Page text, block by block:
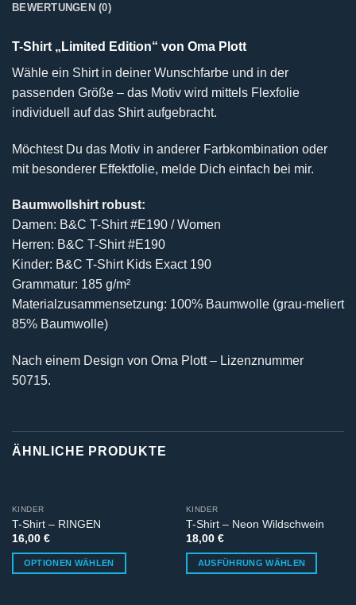
BEWERTUNGEN (0)
T-Shirt „Limited Edition“ von Oma Plott
Wähle ein Shirt in deiner Wunschfarbe und in der
passenden Größe – das Motiv wird mittels Flexfolie
individuell auf das Shirt aufgebracht.
Möchtest Du das Motiv in anderer Farbkombination oder
mit besonderer Effektfolie, melde Dich einfach bei mir.
Baumwollshirt robust:
Damen: B&C T-Shirt #E190 / Women
Herren: B&C T-Shirt #E190
Kinder: B&C T-Shirt Kids Exact 190
Grammatur: 185 g/m²
Materialzusammensetzung: 100% Baumwolle (grau-meliert
85% Baumwolle)
Nach einem Design von Oma Plott – Lizenznummer
50715.
ÄHNLICHE PRODUKTE
KINDER
T-Shirt – RINGEN
16,00 €
OPTIONEN WÄHLEN
KINDER
T-Shirt – Neon Wildschwein
18,00 €
AUSFÜHRUNG WÄHLEN